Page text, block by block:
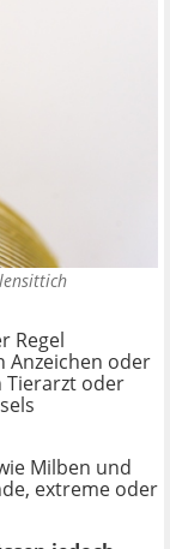
Regel
Anzeichen oder
Tierarzt oder
Milben und
extreme oder